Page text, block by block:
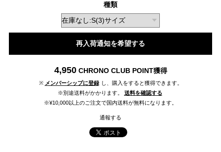
種類
再入荷通知を希望する
4,950 CHRONO CLUB POINT獲得
※ メンバーシップに登録 し、購入をすると獲得できます。
※別途送料がかかります。
送料を確認する
※¥10,000以上のご注文で国内送料が無料になります。
通報する